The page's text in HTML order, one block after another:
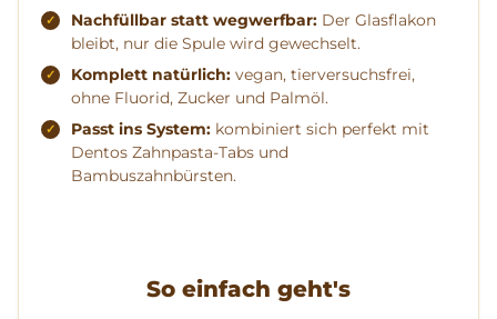
Nachfüllbar statt wegwerfbar: Der Glasflakon
bleibt, nur die Spule wird gewechselt.
Komplett natürlich: vegan, tierversuchsfrei,
ohne Fluorid, Zucker und Palmöl.
Passt ins System: kombiniert sich perfekt mit
Dentos Zahnpasta-Tabs und
Bambuszahnbürsten.
So einfach geht's